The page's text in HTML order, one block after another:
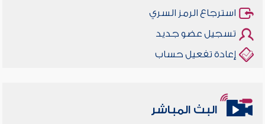
استرجاع الرمز السري
تسجيل عضو جديد
إعادة تفعيل حساب
البث المباشر